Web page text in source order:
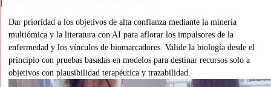
Dar prioridad a los objetivos de alta confianza mediante la minería
multiómica y la literatura con AI para aflorar los impulsores de la
enfermedad y los vínculos de biomarcadores. Valide la biología desde el
principio con pruebas basadas en modelos para destinar recursos solo a
objetivos con plausibilidad terapéutica y trazabilidad.